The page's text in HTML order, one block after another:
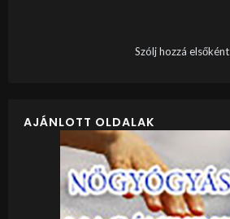
Szólj hozzá elsőként
AJÁNLOTT OLDALAK